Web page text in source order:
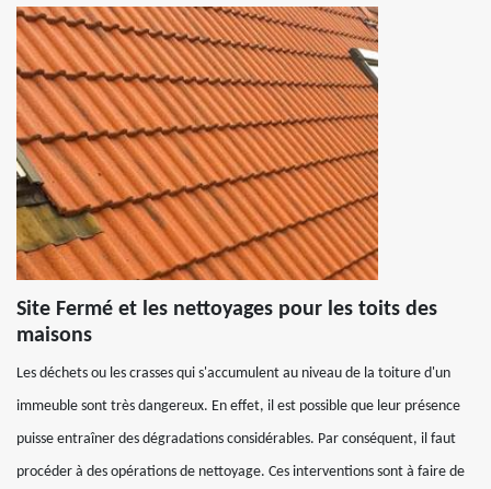
Site Fermé et les nettoyages pour les toits des
maisons
Les déchets ou les crasses qui s'accumulent au niveau de la toiture d'un
immeuble sont très dangereux. En effet, il est possible que leur présence
puisse entraîner des dégradations considérables. Par conséquent, il faut
procéder à des opérations de nettoyage. Ces interventions sont à faire de